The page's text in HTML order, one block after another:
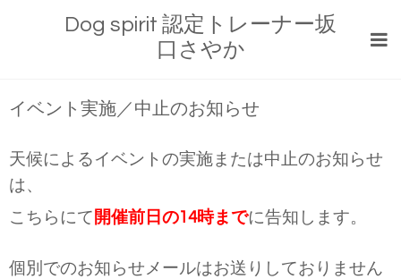
Dog spirit 認定トレーナー坂
口さやか
イベント実施／中止のお知らせ
天候によるイベントの実施または中止のお知らせ
は、
こちらにて 開催前日の14時までに告知します。
個別でのお知らせメールはお送りしておりません